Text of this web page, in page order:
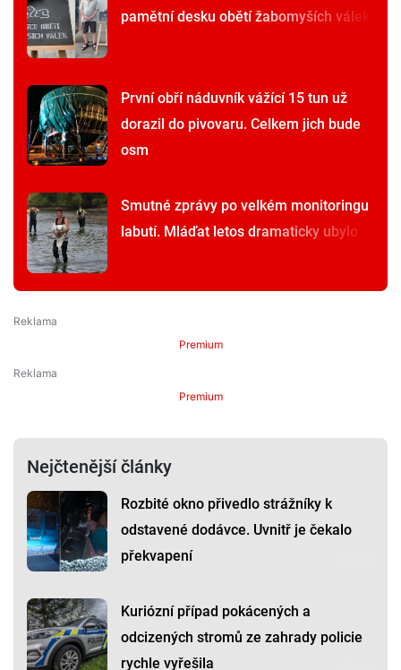
pamětní desku obětí žabomyších válek
První obří náduvník vážící 15 tun už
dorazil do pivovaru. Celkem jich bude
osm
Smutné zprávy po velkém monitoringu
labutí. Mláďat letos dramaticky ubylo
Premium
Premium
Nejčtenější články
Rozbité okno přivedlo strážníky k
odstavené dodávce. Uvnitř je čekalo
překvapení
Kuriózní případ pokácených a
odcizených stromů ze zahrady policie
rychle vyřešila